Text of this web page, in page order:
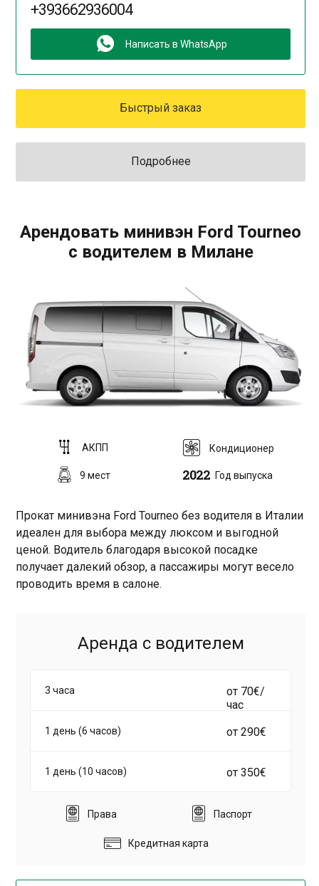
+393662936004
Написать в WhatsApp
Быстрый заказ
Подробнее
Арендовать минивэн Ford Tourneo
с водителем в Милане
АКПП Кондиционер
9 мест 2022 Год выпуска
Прокат минивэна Ford Tourneo без водителя в Италии
идеален для выбора между люксом и выгодной
ценой. Водитель благодаря высокой посадке
получает далекий обзор, а пассажиры могут весело
проводить время в салоне.
Аренда с водителем
3 часа
от 70€/
час
1 день (6 часов) от 290€
1 день (10 часов) от 350€
Права Паспорт
Кредитная карта